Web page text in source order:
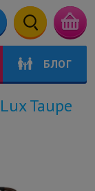
БЛОГ
Taupe